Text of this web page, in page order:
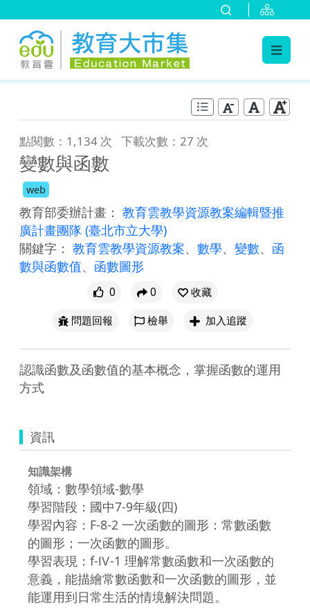
點閱數：1,134 次 下載次數：27 次
變數與函數
web
教育部委辦計畫： 教育雲教學資源教案編輯暨推
廣計畫團隊 (臺北市立大學)
關鍵字： 教育雲教學資源教案、 數學、 變數、 函
數與函數值、 函數圖形
0 0
收藏
問題回報
檢舉 加入追蹤
認識函數及函數值的基本概念，掌握函數的運用
方式
資訊
知識架構
領域：數學領域-數學
學習階段：國中7-9年級(四)
學習內容：F-8-2 一次函數的圖形：常數函數
的圖形；一次函數的圖形。
學習表現：f-Ⅳ-1 理解常數函數和一次函數的
意義，能描繪常數函數和一次函數的圖形，並
能運用到日常生活的情境解決問題。